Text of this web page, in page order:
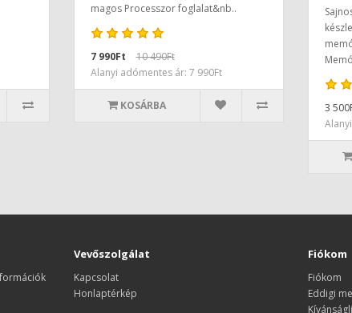
magos Processzor foglalat&nb..
7 990Ft
10 490Ft
Alanyi adómentes ár: 7 990Ft
KOSÁRBA
3
Vevőszolgálat
Kapcsolat
Honlaptérkép
Fiókom
Fiókom
Eddigi